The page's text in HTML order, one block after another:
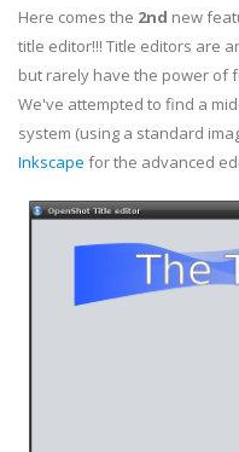
Here comes the 2nd new
title editor!!! Title editors are
but rarely have the power of
We've attempted to find a
system (using a standard
Inkscape for the advanced